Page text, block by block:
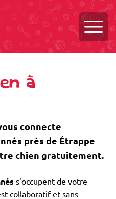
à
connecte
près de Étrappe
chien gratuitement.
s'occupent de votre
collaboratif et sans